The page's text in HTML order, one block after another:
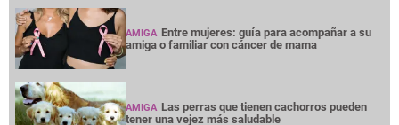
AMIGA Entre mujeres: guía para acompañar a su
amiga o familiar con cáncer de mama
AMIGA Las perras que tienen cachorros pueden
tener una vejez más saludable